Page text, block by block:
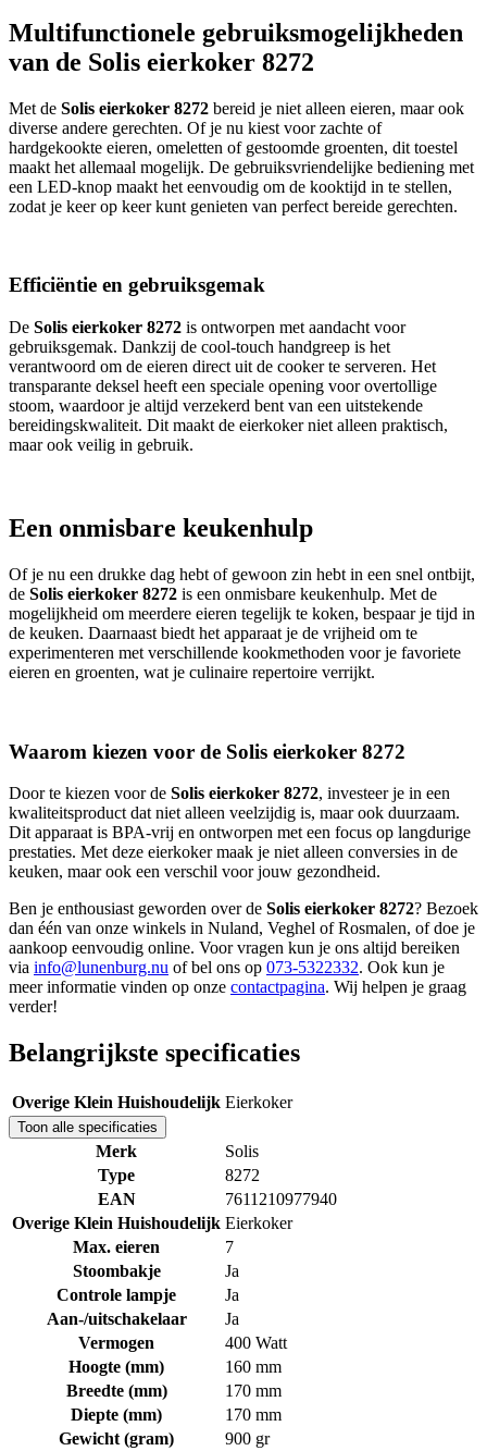
Multifunctionele gebruiksmogelijkheden
van de Solis eierkoker 8272
Met de Solis eierkoker 8272 bereid je niet alleen eieren, maar ook
diverse andere gerechten. Of je nu kiest voor zachte of
hardgekookte eieren, omeletten of gestoomde groenten, dit toestel
maakt het allemaal mogelijk. De gebruiksvriendelijke bediening met
een LED-knop maakt het eenvoudig om de kooktijd in te stellen,
zodat je keer op keer kunt genieten van perfect bereide gerechten.
Efficiëntie en gebruiksgemak
De Solis eierkoker 8272 is ontworpen met aandacht voor
gebruiksgemak. Dankzij de cool-touch handgreep is het
verantwoord om de eieren direct uit de cooker te serveren. Het
transparante deksel heeft een speciale opening voor overtollige
stoom, waardoor je altijd verzekerd bent van een uitstekende
bereidingskwaliteit. Dit maakt de eierkoker niet alleen praktisch,
maar ook veilig in gebruik.
Een onmisbare keukenhulp
Of je nu een drukke dag hebt of gewoon zin hebt in een snel ontbijt,
de Solis eierkoker 8272 is een onmisbare keukenhulp. Met de
mogelijkheid om meerdere eieren tegelijk te koken, bespaar je tijd in
de keuken. Daarnaast biedt het apparaat je de vrijheid om te
experimenteren met verschillende kookmethoden voor je favoriete
eieren en groenten, wat je culinaire repertoire verrijkt.
Waarom kiezen voor de Solis eierkoker 8272
Door te kiezen voor de Solis eierkoker 8272, investeer je in een
kwaliteitsproduct dat niet alleen veelzijdig is, maar ook duurzaam.
Dit apparaat is BPA-vrij en ontworpen met een focus op langdurige
prestaties. Met deze eierkoker maak je niet alleen conversies in de
keuken, maar ook een verschil voor jouw gezondheid.
Ben je enthousiast geworden over de Solis eierkoker 8272? Bezoek
dan één van onze winkels in Nuland, Veghel of Rosmalen, of doe je
aankoop eenvoudig online. Voor vragen kun je ons altijd bereiken
via info@lunenburg.nu of bel ons op 073-5322332. Ook kun je
meer informatie vinden op onze contactpagina. Wij helpen je graag
verder!
Belangrijkste specificaties
Overige Klein Huishoudelijk Eierkoker
Toon alle specificaties
Merk
Solis
Type
8272
EAN
7611210977940
Overige Klein Huishoudelijk Eierkoker
Max. eieren
7
Stoombakje
Ja
Controle lampje
Ja
Aan-/uitschakelaar
Ja
Vermogen
400 Watt
Hoogte (mm)
160 mm
Breedte (mm)
170 mm
Diepte (mm)
170 mm
Gewicht (gram)
900 gr